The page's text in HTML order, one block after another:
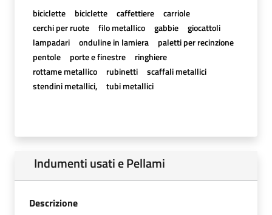
biciclette biciclette caffettiere
carriole
cerchi per ruote
filo metallico gabbie
giocattoli
lampadari
onduline in lamiera
paletti per recinzione
pentole
porte e finestre
ringhiere
rottame metallico
rubinetti
scaffali metallici
stendini metallici,
tubi metallici
Indumenti usati e Pellami
Descrizione